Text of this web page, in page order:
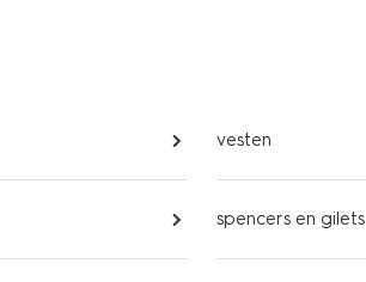
vesten
spencers en gilets